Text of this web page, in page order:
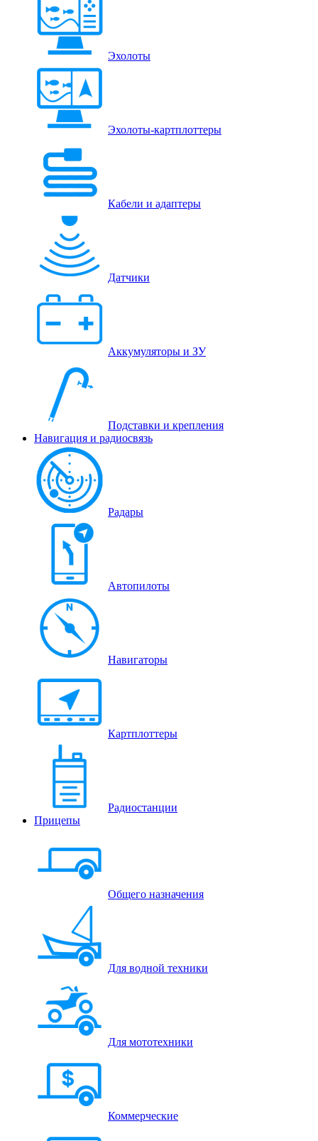
Эхолоты
Эхолоты-картплоттеры
Кабели и адаптеры
Датчики
Аккумуляторы и ЗУ
Подставки и крепления
Навигация и радиосвязь
Радары
Автопилоты
Навигаторы
Картплоттеры
Радиостанции
Прицепы
Общего назначения
Для водной техники
Для мототехники
Коммерческие